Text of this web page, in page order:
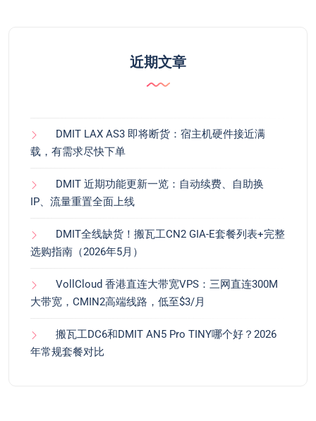
近期文章
DMIT LAX AS3 即将断货：宿主机硬件接近满
载，有需求尽快下单
DMIT 近期功能更新一览：自动续费、自助换
IP、流量重置全面上线
DMIT全线缺货！搬瓦工CN2 GIA-E套餐列表+完整
选购指南（2026年5月）
VollCloud 香港直连大带宽VPS：三网直连300M
大带宽，CMIN2高端线路，低至$3/月
搬瓦工DC6和DMIT AN5 Pro TINY哪个好？2026
年常规套餐对比